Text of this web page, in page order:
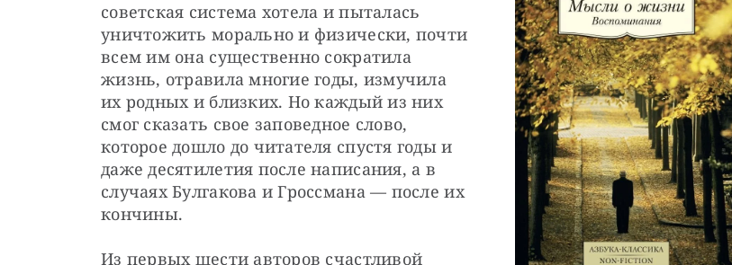
советская система хотела и пыталась
уничтожить морально и физически, почти
всем им она существенно сократила
жизнь, отравила многие годы, измучила
их родных и близких. Но каждый из них
смог сказать свое заповедное слово,
которое дошло до читателя спустя годы и
даже десятилетия после написания, а в
случаях Булгакова и Гроссмана — после их
кончины.
Из первых шести авторов счастливой